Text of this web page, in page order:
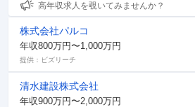
高年収求人を覗いてみませんか？
株式会社パルコ
年収800万円〜1,000万円
提供：ビズリーチ
清水建設株式会社
年収900万円〜2,000万円